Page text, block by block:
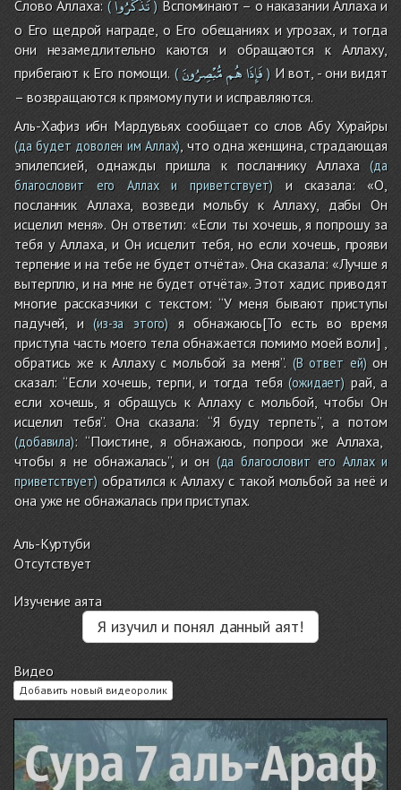
Слово Аллаха: (تَذَكَّرُواْ) Вспоминают – о наказании Аллаха и
о Его щедрой награде, о Его обещаниях и угрозах, и тогда
они незамедлительно каются и обращаются к Аллаху,
прибегают к Его помощи. ( فَإِذَاهُممُّبْصِرُونَ ) И вот, - они видят
– возвращаются к прямому пути и исправляются.
Аль-Хафиз ибн Мардувьях сообщает со слов Абу Хурайры
(да будет доволен им Аллах), что одна женщина, страдающая
эпилепсией, однажды пришла к посланнику Аллаха(да
благословит его Аллах и приветствует)и сказала: «О,
посланник Аллаха, возведи мольбу к Аллаху, дабы Он
исцелил меня». Он ответил: «Если ты хочешь, я попрошу за
тебя у Аллаха, и Он исцелит тебя, но если хочешь, прояви
терпение и на тебе не будет отчёта». Она сказала: «Лучше я
вытерплю, и на мне не будет отчёта». Этот хадис приводят
многие рассказчики с текстом: “У меня бывают приступы
падучей, и(из-за этого) я обнажаюсь[То есть во время
приступа часть моего тела обнажается помимо моей воли] ,
обратись же к Аллаху с мольбой за меня”. (В ответ ей)он
сказал: “Если хочешь, терпи, и тогда тебя(ожидает) рай, а
если хочешь, я обращусь к Аллаху с мольбой, чтобы Он
исцелил тебя”. Она сказала: “Я буду терпеть”, а потом
(добавила): “Поистине, я обнажаюсь, попроси же Аллаха,
чтобы я не обнажалась”, и он (да благословит его Аллах и
приветствует)обратился к Аллаху с такой мольбой за неё и
она уже не обнажалась при приступах.
Аль-Куртуби
Отсутствует
Изучение аята
Я изучил и понял данный аят!
Видео
Добавить новый видеоролик